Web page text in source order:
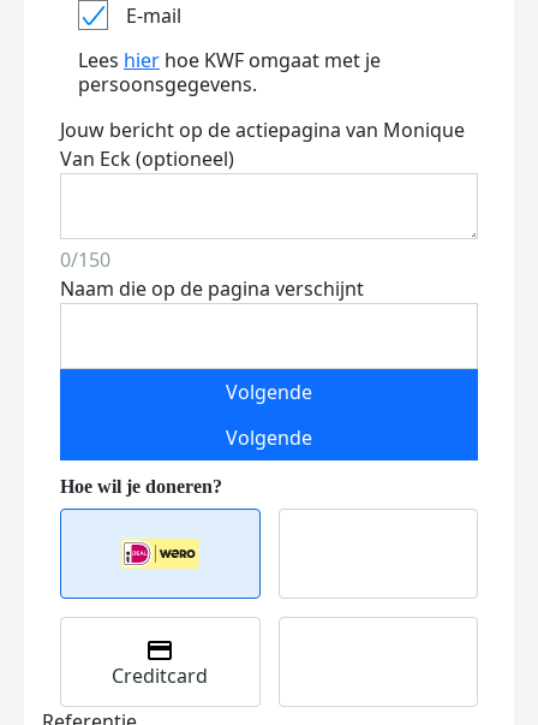
E-mail
Lees hier hoe KWF omgaat met je
persoonsgegevens.
Jouw bericht op de actiepagina van Monique
Van Eck (optioneel)
0/150
Naam die op de pagina verschijnt
Volgende
Volgende
Creditcard